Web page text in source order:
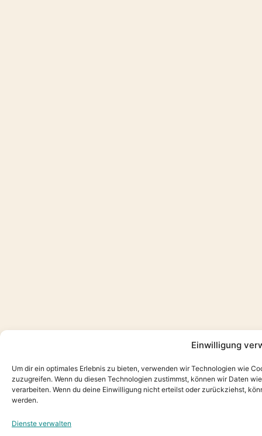
Einwilligung
Um dir ein optimales Erlebnis zu bieten, verwenden wir Technologien wie
zuzugreifen. Wenn du diesen Technologien zustimmst, können wir Daten
verarbeiten. Wenn du deine Einwilligung nicht erteilst oder zurückziehst,
werden.
Dienste verwalten